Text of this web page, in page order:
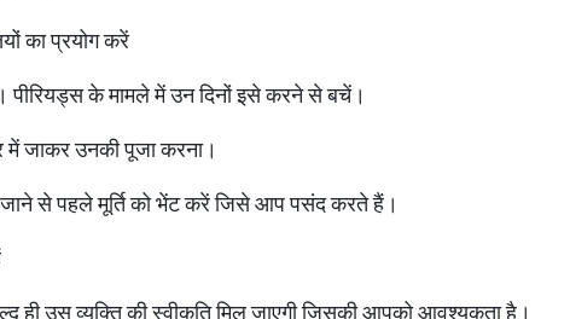
का प्रयोग करें
के मामले में उन दिनों इसे करने से बचें।
में जाकर उनकी पूजा करना।
से पहले मूर्ति को भेंट करें जिसे आप पसंद करते हैं।
ही उस व्यक्ति की स्वीकृति मिल जाएगी जिसकी आपको आवश्यकता है।